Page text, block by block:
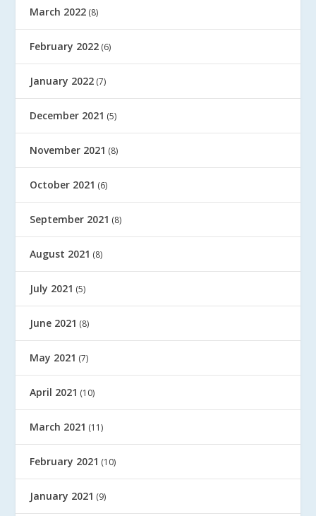
March 2022 (8)
February 2022 (6)
January 2022 (7)
December 2021 (5)
November 2021 (8)
October 2021 (6)
September 2021 (8)
August 2021 (8)
July 2021 (5)
June 2021 (8)
May 2021 (7)
April 2021 (10)
March 2021 (11)
February 2021 (10)
January 2021 (9)